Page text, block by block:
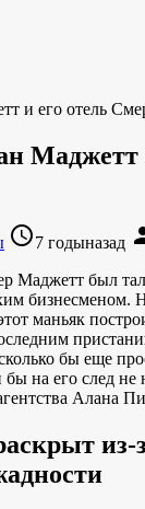
и его отель
Маджетт
access_time7 годыназад
Маджетт был
бизнесменом.
маньяк
бы еще
бы на его след не
Алана
из-